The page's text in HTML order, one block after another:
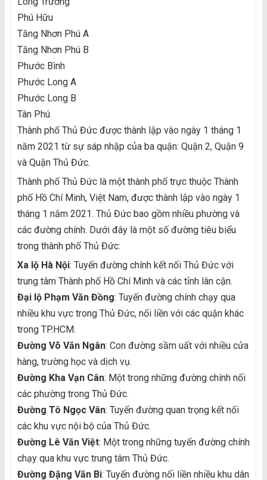
Phú Hữu
Tăng Nhơn Phú A
Tăng Nhơn Phú B
Phước Bình
Phước Long A
Phước Long B
Tân Phú
Thành phố Thủ Đức được thành lập vào ngày 1 tháng 1
năm 2021 từ sự sáp nhập của ba quận: Quận 2, Quận 9
và Quận Thủ Đức.
Thành phố Thủ Đức là một thành phố trực thuộc Thành
phố Hồ Chí Minh, Việt Nam, được thành lập vào ngày 1
tháng 1 năm 2021. Thủ Đức bao gồm nhiều phường và
các đường chính. Dưới đây là một số đường tiêu biểu
trong thành phố Thủ Đức:
Xa lộ Hà Nội: Tuyến đường chính kết nối Thủ Đức với
trung tâm Thành phố Hồ Chí Minh và các tỉnh lân cận.
Đại lộ Phạm Văn Đồng: Tuyến đường chính chạy qua
nhiều khu vực trong Thủ Đức, nối liền với các quận khác
trong TP.HCM.
Đường Võ Văn Ngân: Con đường sầm uất với nhiều cửa
hàng, trường học và dịch vụ.
Đường Kha Vạn Cân: Một trong những đường chính nối
các phường trong Thủ Đức.
Đường Tô Ngọc Vân: Tuyến đường quan trọng kết nối
các khu vực nội bộ của Thủ Đức.
Đường Lê Văn Việt: Một trong những tuyến đường chính
chạy qua khu vực trung tâm Thủ Đức.
Đường Đặng Văn Bi: Tuyến đường nối liền nhiều khu dân